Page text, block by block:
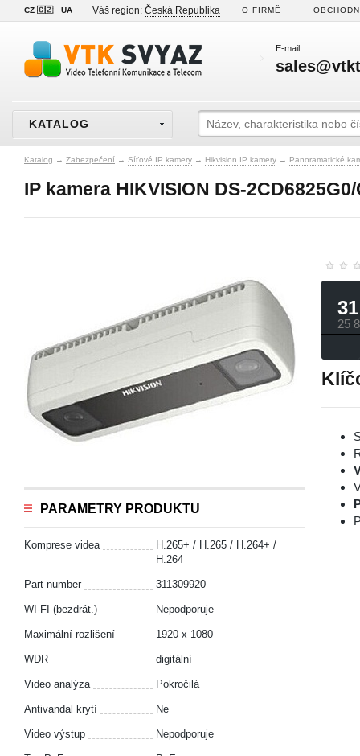
CZ 🇨🇿 UA Váš region: Česká Republika O FIRMĚ
E-mail
KATALOG
Katalog → Zabezpečení → Síťové IP kamery → Hikvision IP kamery → Panoramatické
IP kamera HIKVISION DS-
PARAMETRY PRODUKTU
Komprese videa
H.265+ / H.265 / H.264+ /
H.264
Part number 311309920
WI-FI (bezdrát.) Nepodporuje
Maximální rozlišení 1920 x 1080
WDR digitální
Video analýza Pokročilá
Antivandal krytí Ne
Video výstup Nepodporuje
25